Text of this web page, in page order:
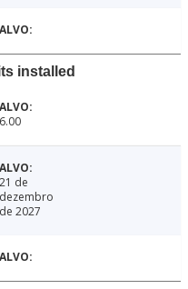
installed
6.00
21 de
dezembro
de 2027